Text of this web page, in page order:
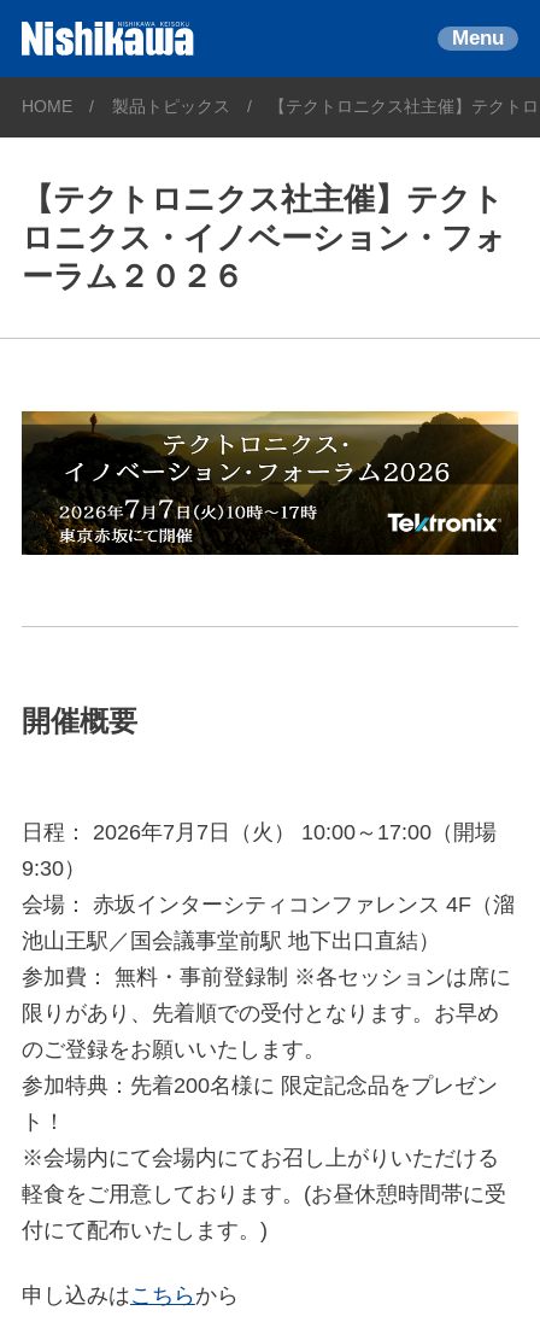
Menu
HOME 製品トピックス 【テクトロニクス社主催】テクト
【テクトロニクス社主催】テクト
ロニクス・イノベーション・フォ
ーラム２０２６
開催概要
日程： 2026年7月7日（火） 10:00～17:00（開場
9:30）
会場： 赤坂インターシティコンファレンス 4F（溜
池山王駅／国会議事堂前駅 地下出口直結）
参加費： 無料・事前登録制 ※各セッションは席に
限りがあり、先着順での受付となります。お早め
のご登録をお願いいたします。
参加特典：先着200名様に 限定記念品をプレゼン
ト！
※会場内にて会場内にてお召し上がりいただける
軽食をご用意しております。(お昼休憩時間帯に受
付にて配布いたします。)
申し込みはこちらから